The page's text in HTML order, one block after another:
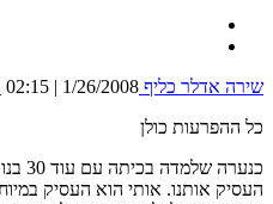
שירה אדלר כליף 1/26/2008 | 02:15
כל ההפרעות כולן